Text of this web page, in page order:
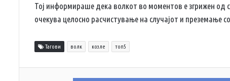
Тој информираше дека волкот во моментов е згрижен од
очекува целосно расчистување на случајот и преземање
Тагови волк козле топ5